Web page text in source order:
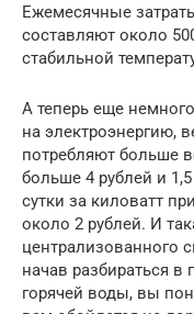
Ежемесячные
составляют около
стабильной
А теперь еще
на электроэнергию,
потребляют больше
больше 4 рублей и
сутки за киловатт
около 2 рублей. И
централизованного
начав разбираться в
горячей воды, вы